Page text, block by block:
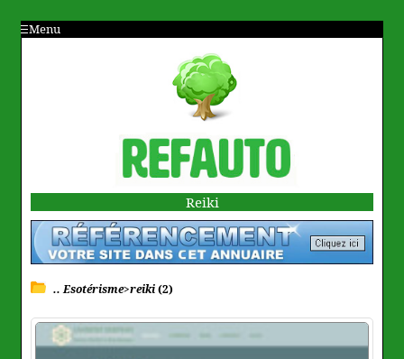
Menu
Reiki
.. Esotérisme>reiki(2)